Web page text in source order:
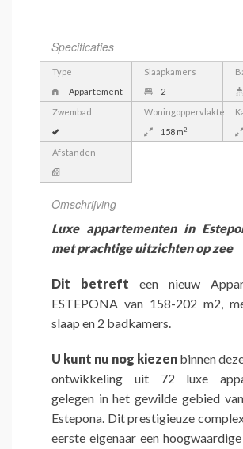
Specificaties
Type
Appartement
Slaapkamers
2
Zwembad
Woningoppervlakte
158 m2
Afstanden
Omschrijving
Luxe appartementen in
met prachtige uitzichten op zee
Dit betreft een nieuw
ESTEPONA van 158-202 m2,
slaap en 2 badkamers.
U kunt nu nog kiezen binnen
ontwikkeling uit 72 luxe
gelegen in het gewilde gebied
Estepona. Dit prestigieuze
eerste eigenaar een